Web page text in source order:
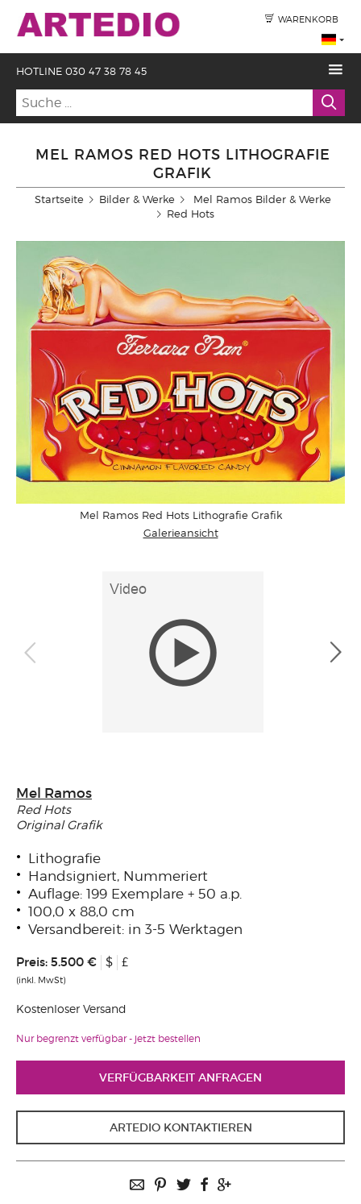
WARENKORB
HOTLINE 030 47 38 78 45
MEL RAMOS RED HOTS LITHOGRAFIE
GRAFIK
Startseite Bilder & Werke
Mel Ramos Bilder & Werke
Red Hots
Mel Ramos Red Hots Lithografie Grafik
Galerieansicht
Mel Ramos
Red Hots
Original Grafik
Lithografie
Handsigniert, Nummeriert
Auflage: 199 Exemplare + 50 a.p.
100,0 x 88,0 cm
Versandbereit: in 3-5 Werktagen
Preis: 5.500 € $ £
(inkl. MwSt)
Kostenloser Versand
Nur begrenzt verfügbar - jetzt bestellen
VERFÜGBARKEIT ANFRAGEN
ARTEDIO KONTAKTIEREN